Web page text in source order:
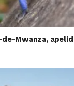
de-Mwanza,